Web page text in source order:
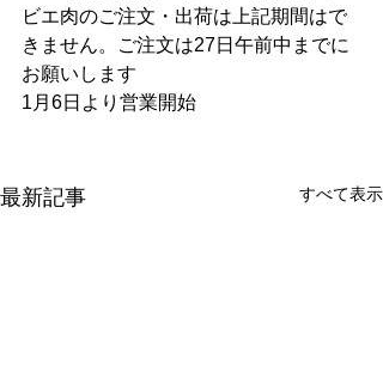
ビエ肉のご注文・出荷は上記期間はで
きません。ご注文は27日午前中までに
お願いします
1月6日より営業開始
最新記事 すべて表示